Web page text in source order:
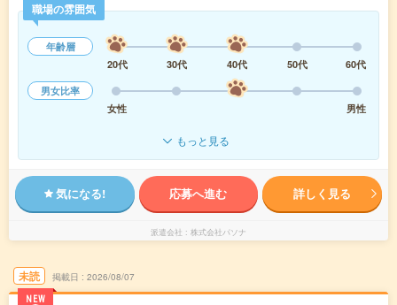
職場の雰囲気
年齢層
20代
30代 40代 50代
60代
男女比率
女性
男性
もっと見る
気になる! 応募へ進む 詳しく見る
派遣会社 株式会社パソナ
未読
NEW
掲載日 2026/08/07